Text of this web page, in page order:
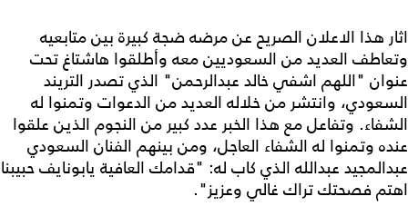
اثار هذا الاعلان الصريح عن مرضه ضجة كبيرة بين متابعيه
وتعاطف العديد من السعوديين معه وأطلقوا هاشتاغ تحت
عنوان "اللهم اشفي خالد عبدالرحمن⁩" الذي تصدر التريند
السعودي، وانتشر من خلاله العديد من الدعوات وتمنوا له
الشفاء. وتفاعل مع هذا الخبر عدد كبير من النجوم الذين علقوا
عنده وتمنوا له الشفاء العاجل، ومن بينهم الفنان السعودي
عبدالمجيد عبدالله الذي كاب له: ‏‎"قدامك العافية يابونايف حبيبنا
اهتم فصحتك تراك غالي وعزيز".